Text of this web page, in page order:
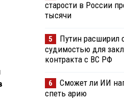
старости в России
тысячи
5
Путин расширил
судимостью для
контракта с ВС РФ
6
Сможет ли ИИ
спеть арию